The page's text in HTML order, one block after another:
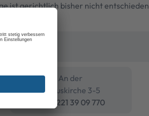
ist gerichtlich bisher nicht entschieden
Köln
An der
Pauluskirche 3-5
+49 221 39 09 770